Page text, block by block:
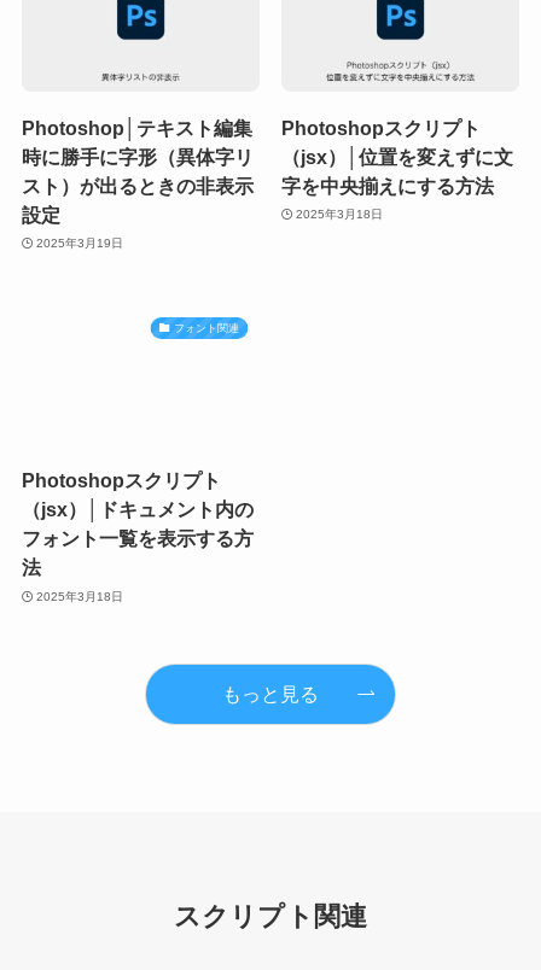
Photoshop│テキスト編集
時に勝手に字形（異体字リ
スト）が出るときの非表示
設定
2025年3月19日
Photoshopスクリプト
（jsx）│位置を変えずに文
字を中央揃えにする方法
2025年3月18日
フォント関連
Photoshopスクリプト
（jsx）│ドキュメント内の
フォント一覧を表示する方
法
2025年3月18日
もっと見る
スクリプト関連